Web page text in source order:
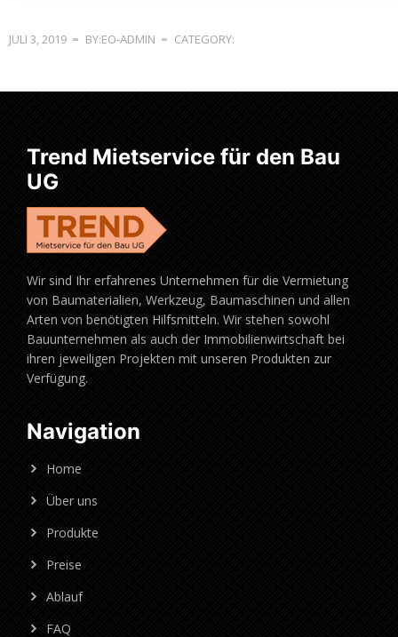
JULI 3, 2019 BY:EO-ADMIN CATEGORY:
Trend Mietservice für den Bau
UG
Wir sind Ihr erfahrenes Unternehmen für die Vermietung
von Baumaterialien, Werkzeug, Baumaschinen und allen
Arten von benötigten Hilfsmitteln. Wir stehen sowohl
Bauunternehmen als auch der Immobilienwirtschaft bei
ihren jeweiligen Projekten mit unseren Produkten zur
Verfügung.
Navigation
Home
Über uns
Produkte
Preise
Ablauf
FAQ